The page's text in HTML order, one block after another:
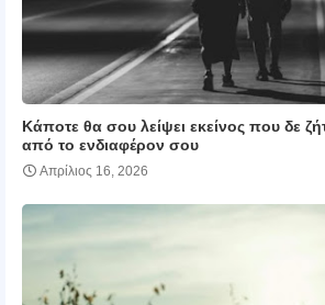
Κάποτε θα σου λείψει εκείνος που δε
από το ενδιαφέρον σου
Απρίλιος 16, 2026